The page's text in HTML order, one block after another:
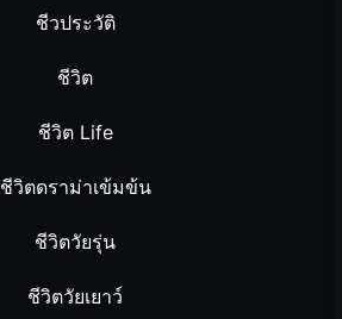
ชีวประวัติ
ชีวิต
ชีวิต Life
ชีวิตดราม่าเข้มข้น
ชีวิตวัยรุ่น
ชีวิตวัยเยาว์